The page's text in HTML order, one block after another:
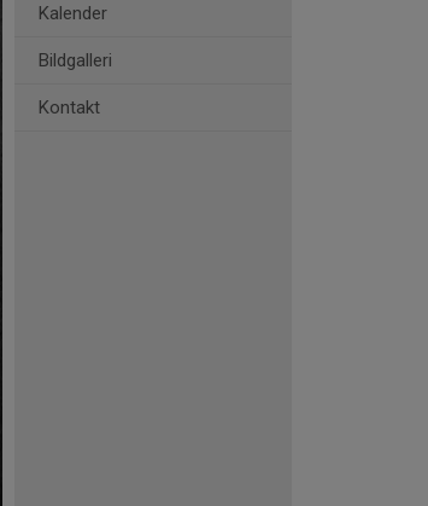
Kalender
Bildgalleri
Kontakt